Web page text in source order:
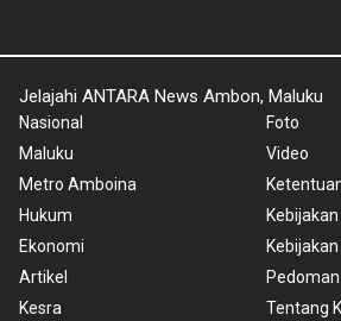
Jelajahi ANTARA News Ambon, Maluku
Nasional
Maluku
Metro Amboina
Hukum
Ekonomi
Artikel
Kesra
Foto
Video
Tentang